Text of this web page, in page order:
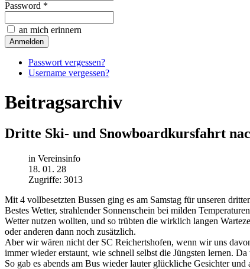
Password *
an mich erinnern
Passwort vergessen?
Username vergessen?
Beitragsarchiv
Dritte Ski- und Snowboardkursfahrt
in Vereinsinfo
18. 01. 28
Zugriffe: 3013
Mit 4 vollbesetzten Bussen ging es am Samstag für unseren
Bestes Wetter, strahlender Sonnenschein bei milden
Wetter nutzen wollten, und so trübten die wirklich langen
oder anderen dann noch zusätzlich.
Aber wir wären nicht der SC Reichertshofen, wenn wir uns
immer wieder erstaunt, wie schnell selbst die Jüngsten lernen.
So gab es abends am Bus wieder lauter glückliche Gesichter